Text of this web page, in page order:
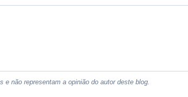
não representam a opinião do autor deste blog.